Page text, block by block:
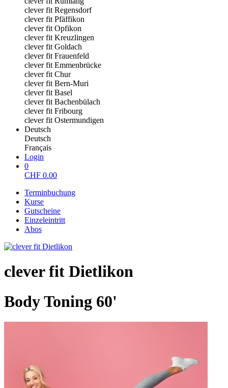
clever fit Regensdorf
clever fit Pfäffikon
clever fit Opfikon
clever fit Kreuzlingen
clever fit Goldach
clever fit Frauenfeld
clever fit Emmenbrücke
clever fit Chur
clever fit Bern-Muri
clever fit Basel
clever fit Bachenbülach
clever fit Fribourg
clever fit Ostermundigen
Deutsch
Deutsch
Français
Login
0
CHF 0.00
Terminbuchung
Kurse
Gutscheine
Einzeleintritt
Abos
clever fit Dietlikon
Body Toning 60'